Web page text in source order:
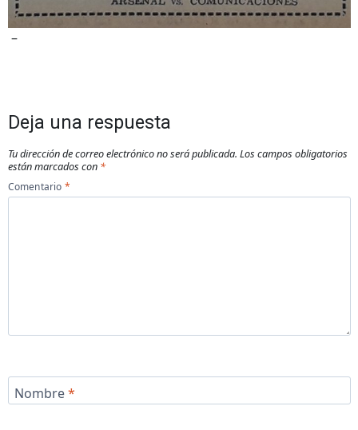
–
Deja una respuesta
Tu dirección de correo electrónico no será publicada. Los campos obligatorios
están marcados con *
Comentario *
Nombre*